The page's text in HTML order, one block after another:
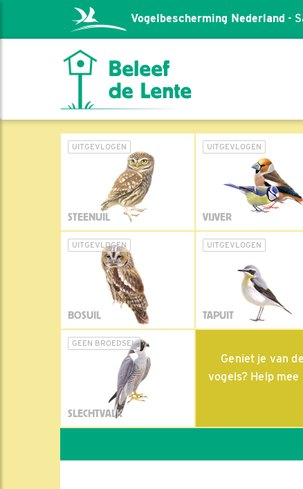
Vogelbescherming Nederland -
UITGEVLOGEN
STEENUIL
UITGEVLOGEN
VIJVER
UITGEVLOGEN
BOSUIL
UITGEVLOGEN
TAPUIT
GEEN BROEDSEL
SLECHTVALK
Geniet je van de
vogels? Help mee